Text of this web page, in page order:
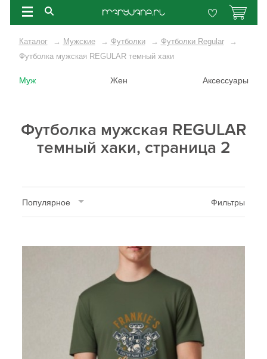
Каталог → Мужские → Футболки → Футболки Regular
→
Футболка мужская REGULAR темный хаки
Муж Жен Аксессуары
Футболка мужская REGULAR
темный хаки, страница 2
Популярное Фильтры